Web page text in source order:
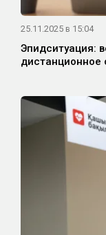
25.11.2025 в 15:04
Эпидситуация:
дистанционное